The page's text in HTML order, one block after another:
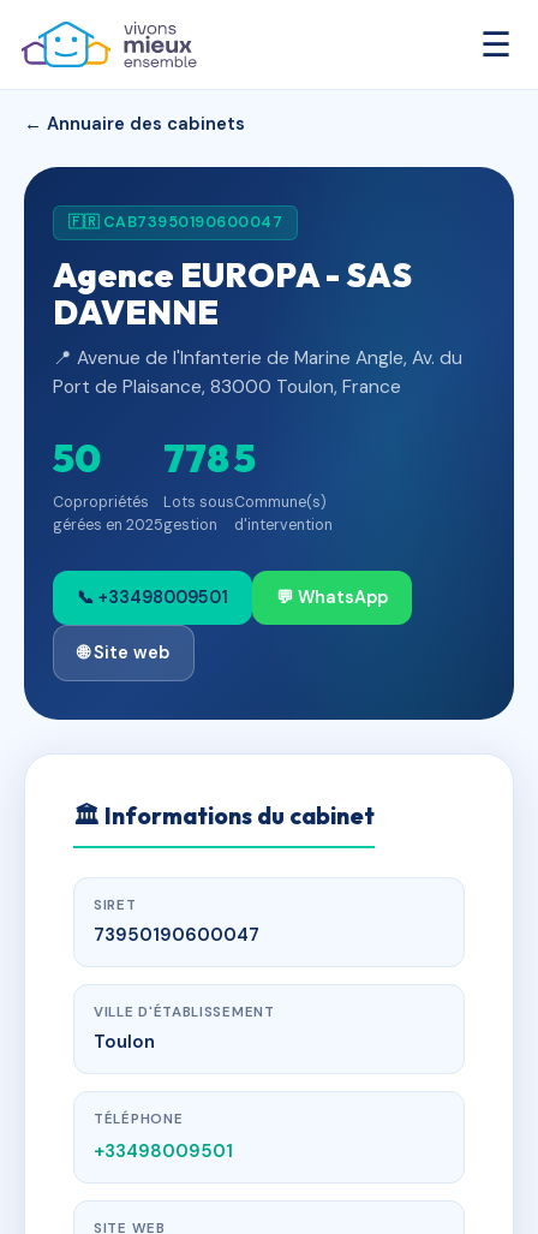
☰
← Annuaire des cabinets
🇫🇷 CAB73950190600047
Agence EUROPA - SAS
DAVENNE
📍 Avenue de l'Infanterie de Marine Angle, Av. du
Port de Plaisance, 83000 Toulon, France
50
Copropriétés
gérées en 2025
778
Lots sous
gestion
5
Commune(s)
d'intervention
📞 +33498009501 💬 WhatsApp
🌐 Site web
🏛 Informations du cabinet
SIRET
73950190600047
VILLE D'ÉTABLISSEMENT
Toulon
TÉLÉPHONE
+33498009501
SITE WEB